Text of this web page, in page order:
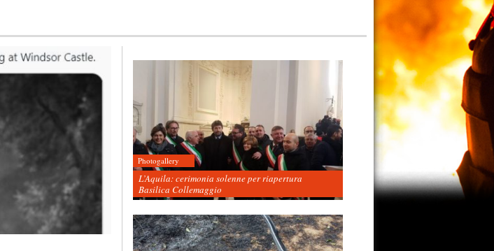
Photogallery
L’Aquila: cerimonia solenne per riapertura
Basilica Collemaggio